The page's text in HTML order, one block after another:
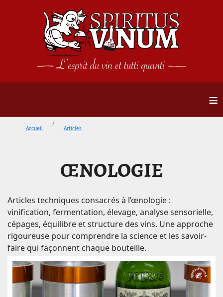
≡
Accueil Articles
ŒNOLOGIE
Articles techniques consacrés à l’œnologie :
vinification, fermentation, élevage, analyse sensorielle,
cépages, équilibre et structure des vins. Une approche
rigoureuse pour comprendre la science et les savoir-
faire qui façonnent chaque bouteille.